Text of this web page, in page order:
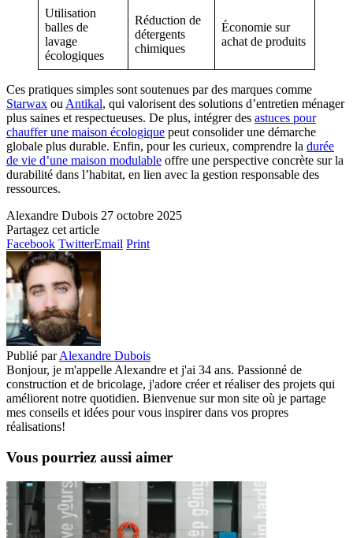
Utilisation
balles de
lavage
écologiques
Réduction de
détergents
chimiques
Économie sur
achat de produits
Ces pratiques simples sont soutenues par des marques comme
Starwax ou Antikal, qui valorisent des solutions d’entretien ménager
plus saines et respectueuses. De plus, intégrer des astuces pour
chauffer une maison écologique peut consolider une démarche
globale plus durable. Enfin, pour les curieux, comprendre la durée
de vie d’une maison modulable offre une perspective concrète sur la
durabilité dans l’habitat, en lien avec la gestion responsable des
ressources.
Alexandre Dubois 27 octobre 2025
Partagez cet article
Facebook TwitterEmail Print
Publié par Alexandre Dubois
Bonjour, je m'appelle Alexandre et j'ai 34 ans. Passionné de
construction et de bricolage, j'adore créer et réaliser des projets qui
améliorent notre quotidien. Bienvenue sur mon site où je partage
mes conseils et idées pour vous inspirer dans vos propres
réalisations!
Vous pourriez aussi aimer